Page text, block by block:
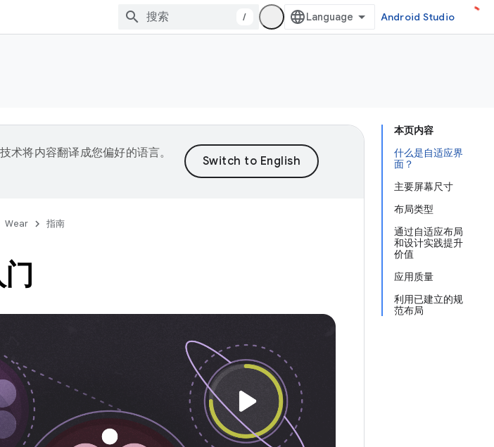
/ Android Studio
本页内容
什么是自适应界
面？
主要屏幕尺寸
布局类型
通过自适应布局
和设计实践提升
价值
应用质量
利用已建立的规
范布局
术将内容翻译成您偏好的语言。
Wear 指南